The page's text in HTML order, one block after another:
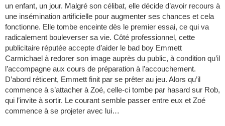
un enfant, un jour. Malgré son célibat, elle décide d’avoir recours à
une insémination artificielle pour augmenter ses chances et cela
fonctionne. Elle tombe enceinte dès le premier essai, ce qui va
radicalement bouleverser sa vie. Côté professionnel, cette
publicitaire réputée accepte d’aider le bad boy Emmett
Carmichael à redorer son image auprès du public, à condition qu’il
l’accompagne aux cours de préparation à l’accouchement.
D’abord réticent, Emmett finit par se prêter au jeu. Alors qu’il
commence à s’attacher à Zoé, celle-ci tombe par hasard sur Rob,
qui l’invite à sortir. Le courant semble passer entre eux et Zoé
commence à se projeter avec lui…